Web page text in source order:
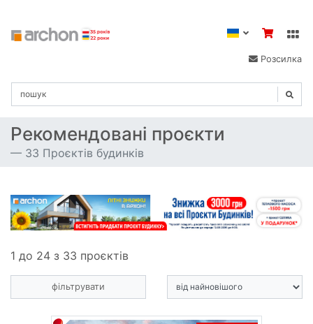
Розсилка
Рекомендовані проєкти
33 Проєктів будинків
1 до 24 з 33 проєктів
фільтрувати